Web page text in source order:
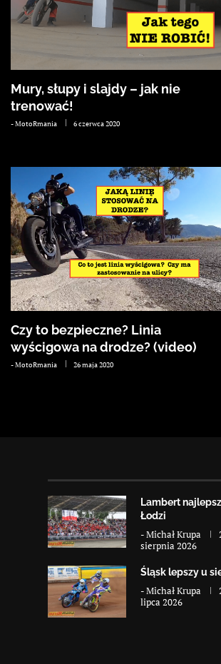
Mury, słupy i slajdy – jak nie
trenować!
-MotoRmania 6 czerwca 2020
Czy to bezpieczne? Linia
wyścigowa na drodze? (video)
-MotoRmania 26 maja 2020
Lambert
Łodzi
-Michał Krupa
sierpnia 2026
Śląsk lepszy u
-Michał Krupa
lipca 2026